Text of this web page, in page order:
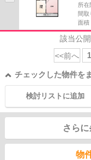
所
間
面積
該当公
<<前へ 1
チェックした物件を
検討リストに追加
さら
物